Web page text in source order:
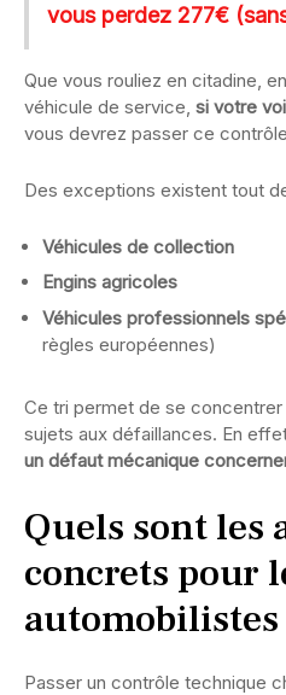
vous perdez 277€
Que vous rouliez en citadine,
véhicule de service, si votre
vous devrez passer ce
Des exceptions existent tout
Véhicules de collection
Engins agricoles
Véhicules professionnels
règles européennes)
Ce tri permet de se
sujets aux défaillances. En
un défaut mécanique
Quels sont les
concrets pour
automobilistes
Passer un contrôle technique